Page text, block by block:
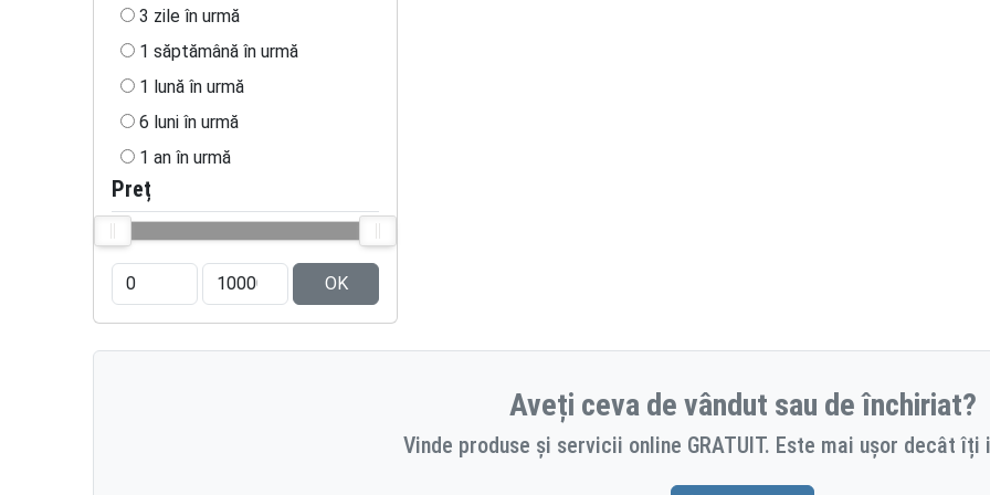
3 zile în urmă
1 săptămână în urmă
1 lună în urmă
6 luni în urmă
1 an în urmă
Preț
OK
Aveți ceva de vândut sau de închiriat?
Vinde produse și servicii online GRATUIT. Este mai ușor decât îți